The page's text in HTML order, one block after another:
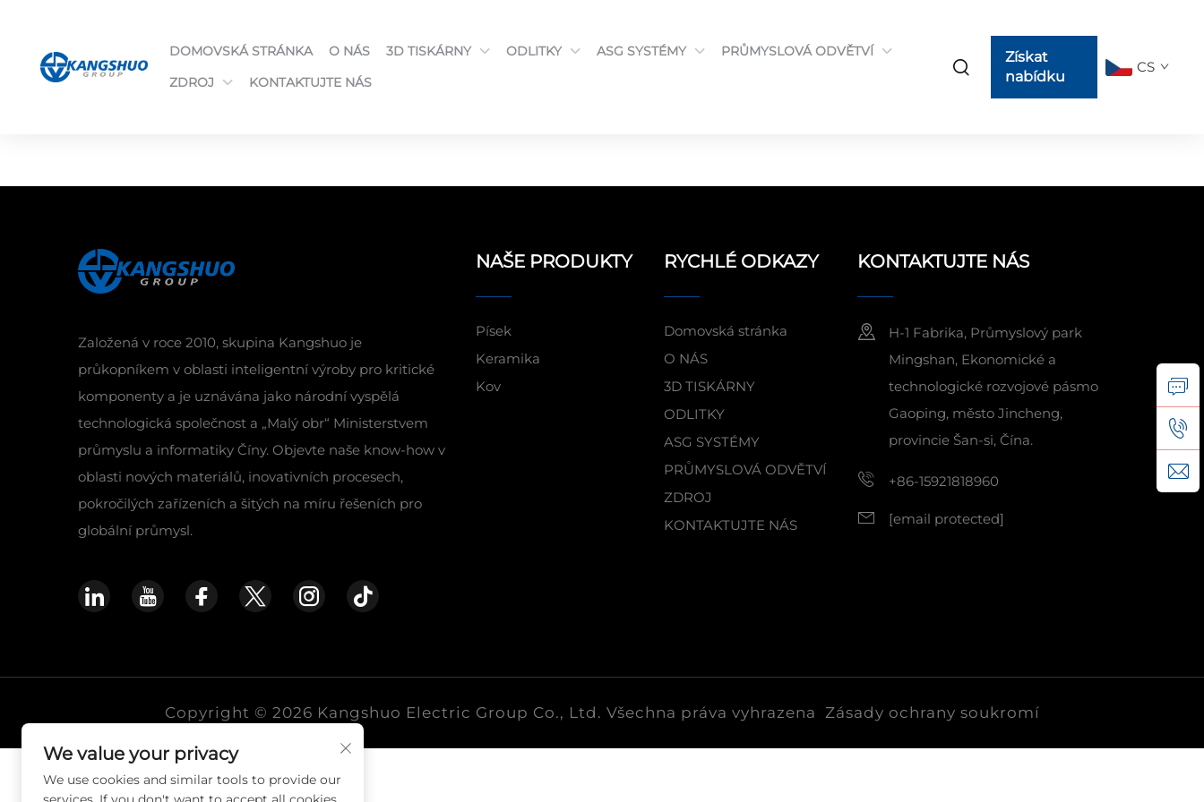
DOMOVSKÁ STRÁNKA O NÁS 3D TISKÁRNY ODLITKY ASG SYSTÉMY
PRŮMYSLOVÁ ODVĚTVÍ
ZDROJ
KONTAKTUJTE NÁS
Získat
nabídku
CS
Založená v roce 2010, skupina Kangshuo je
průkopníkem v oblasti inteligentní výroby pro kritické
komponenty a je uznávána jako národní vyspělá
technologická společnost a „Malý obr“ Ministerstvem
průmyslu a informatiky Číny. Objevte naše know-how v
oblasti nových materiálů, inovativních procesech,
pokročilých zařízeních a šitých na míru řešeních pro
globální průmysl.
NAŠE PRODUKTY
Písek
Keramika
Kov
RYCHLÉ ODKAZY
Domovská stránka
O NÁS
3D TISKÁRNY
ODLITKY
ASG SYSTÉMY
PRŮMYSLOVÁ ODVĚTVÍ
ZDROJ
KONTAKTUJTE NÁS
KONTAKTUJTE NÁS
H-1 Fabrika, Průmyslový park
Mingshan, Ekonomické a
technologické rozvojové pásmo
Gaoping, město Jincheng,
provincie Šan-si, Čína.
+86-15921818960
[email protected]
Copyright © 2026 Kangshuo Electric Group Co., Ltd. Všechna práva vyhrazena Zásady ochrany soukromí
We value your privacy
We use cookies and similar tools to provide our